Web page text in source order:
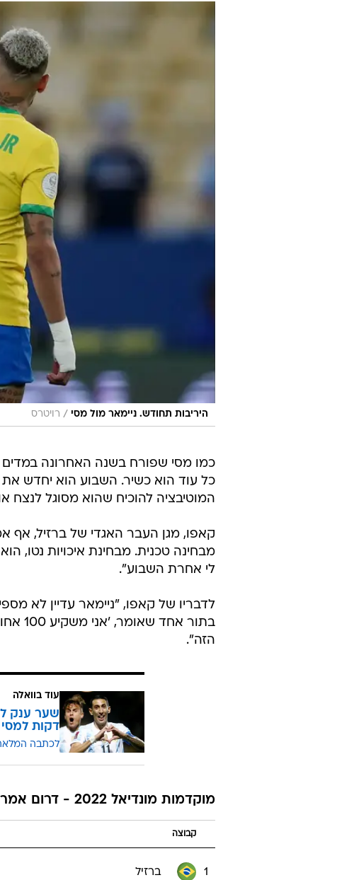
היריבות תחודש. ניימאר מול מסי / רויטרס
כמו מסי שפורח בשנה האחרונה במדים
כל עוד הוא כשיר. השבוע הוא יחדש את
המוטיבציה להוכיח שהוא מסוגל לנצח
קאפו, מגן העבר האגדי של ברזיל, אף
מבחינה טכנית. מבחינת איכויות נטו,
לי אחרת השבוע".
לדבריו של קאפו, "ניימאר עדיין לא
הזה".
עוד בוואלה
דקות למסי
לכתבה
מוקדמות מונדיאל 2022 - דרום אמריקה
קבוצה
1 ברזיל